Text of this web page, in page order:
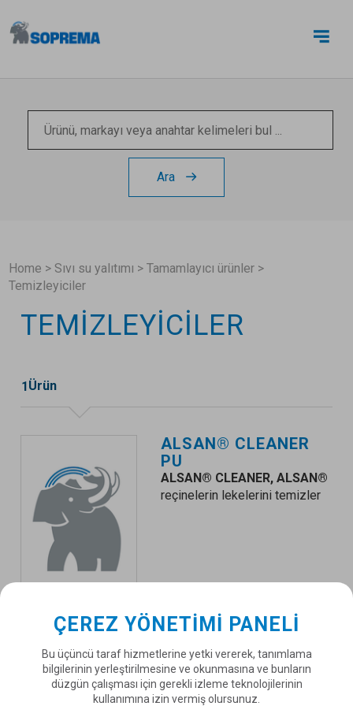
Ara
Home > Sıvı su yalıtımı >Tamamlayıcı ürünler >
Temizleyiciler
TEMIZLEYICILER
1Ürün
ALSAN® CLEANER
PU
ALSAN® CLEANER, ALSAN®
reçinelerin lekelerini temizler
DÜNYA ÇAPINDA SOPREMA
Bir ülke seçiniz
ÇEREZ YÖNETIMI PANELI
Bu üçüncü taraf hizmetlerine yetki vererek, tanımlama
bilgilerinin yerleştirilmesine ve okunmasına ve bunların
düzgün çalışması için gerekli izleme teknolojilerinin
kullanımına izin vermiş olursunuz.